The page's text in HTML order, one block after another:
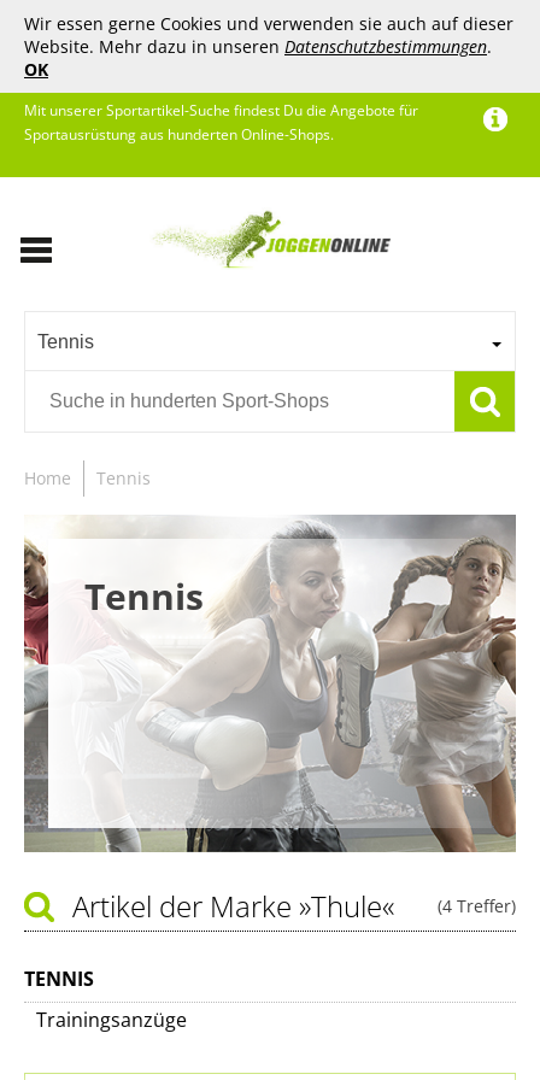
Wir essen gerne Cookies und verwenden sie auch auf dieser
Website. Mehr dazu in unseren Datenschutzbestimmungen.
OK
Mit unserer Sportartikel-Suche findest Du die Angebote für
Sportausrüstung aus hunderten Online-Shops.
Tennis
Home Tennis
Tennis
(4 Treffer)
Artikel der Marke »Thule«
TENNIS
Trainingsanzüge